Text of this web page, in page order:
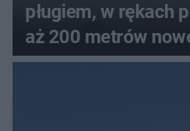
pługiem, w rękach
aż 200 metrów